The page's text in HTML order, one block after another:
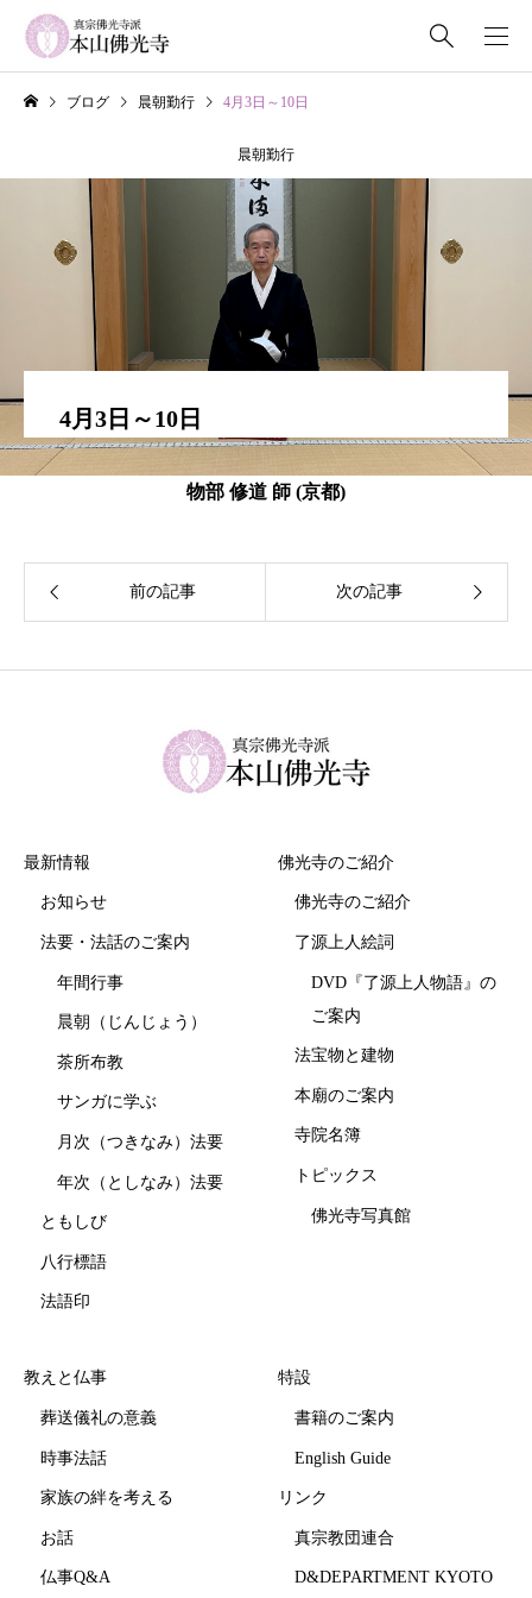
ブログ 晨朝勤行 4月3日～10日
晨朝勤行
4月3日～10日
物部 修道 師 (京都)
最新情報
お知らせ
法要・法話のご案内
年間行事
晨朝（じんじょう）
茶所布教
サンガに学ぶ
月次（つきなみ）法要
年次（としなみ）法要
ともしび
八行標語
法語印
佛光寺のご紹介
佛光寺のご紹介
了源上人絵詞
DVD『了源上人物語』の
ご案内
法宝物と建物
本廟のご案内
寺院名簿
トピックス
佛光寺写真館
教えと仏事
葬送儀礼の意義
時事法話
家族の絆を考える
お話
仏事Q&A
特設
書籍のご案内
English Guide
リンク
真宗教団連合
D&DEPARTMENT KYOTO